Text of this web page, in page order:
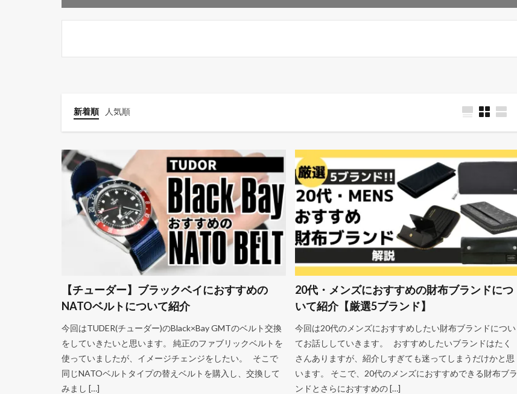
新着順 人気順
【チューダー】ブラックベイにおすすめの
NATOベルトについて紹介
今回はTUDER(チューダー)のBlack×Bay GMTのベルト交換
をしていきたいと思います。 純正のファブリックベルトを
使っていましたが、イメージチェンジをしたい。 そこで
同じNATOベルトタイプの替えベルトを購入し、交換して
みまし […]
20代・メンズにおすすめの財布ブランドにつ
いて紹介【厳選5ブランド】
今回は20代のメンズにおすすめしたい財布ブランドについ
てお話ししていきます。 おすすめしたいブランドはたく
さんありますが、紹介しすぎても迷ってしまうだけかと思
います。 そこで、20代のメンズにおすすめできる財布ブラ
ンドとさらにおすすめの […]